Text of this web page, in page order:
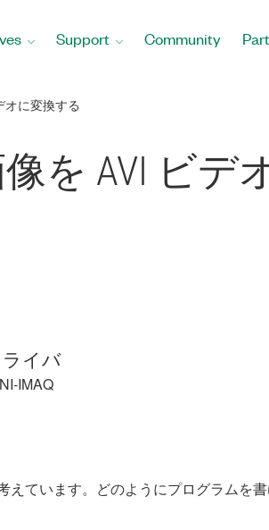
Support Community
オに変換する
を AVI ビデ
ライバ
NI-IMAQ
ています。どのようにプログラムを